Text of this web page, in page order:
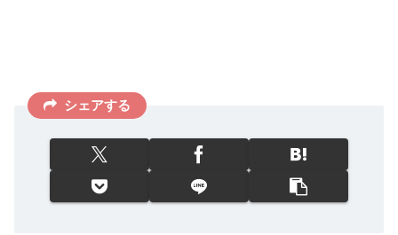
シェアする